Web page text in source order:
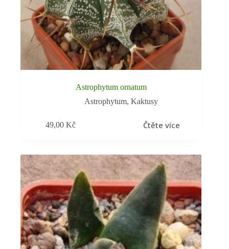
Astrophytum ornatum
Astrophytum,Kaktusy
49,00Kč Čtěte více